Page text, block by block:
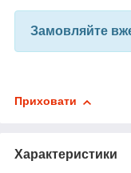
Замовляйте
Приховати
Характеристики